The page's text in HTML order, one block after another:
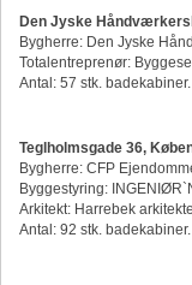
Den Jyske
Bygherre: Den Jyske
Totalentreprenør:
Antal: 57 stk. badekabiner.
Teglholmsgade 36,
Bygherre: CFP
Byggestyring:
Arkitekt: Harrebek
Antal: 92 stk. badekabiner.